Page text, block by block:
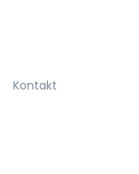
Kontakt